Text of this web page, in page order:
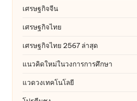
เศรษฐกิจจีน
เศรษฐกิจไทย
เศรษฐกิจไทย 2567 ล่าสุด
แนวคิดใหม่ในวงการการศึกษา
แวดวงเทคโนโลยี